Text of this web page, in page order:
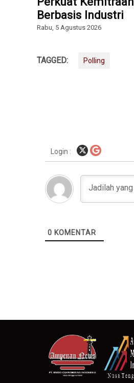
Berbasis Industri
Rabu, 5 Agustus 2026
TAGGED: Polling
Login :
0 KOMENTAR